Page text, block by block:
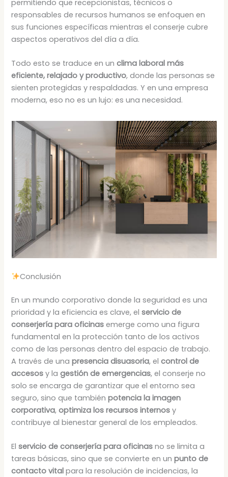
permitiendo que recepcionistas, técnicos o
responsables de recursos humanos se enfoquen en
sus funciones específicas mientras el conserje cubre
aspectos operativos del día a día.
Todo esto se traduce en unclima laboral más
eficiente, relajado y productivo, donde las personas se
sienten protegidas y respaldadas. Y en una empresa
moderna, eso no es un lujo: es una necesidad.
Conclusión
En un mundo corporativo donde la seguridad es una
prioridad y la eficiencia es clave, elservicio de
conserjería para oficinas emerge como una figura
fundamental en la protección tanto de los activos
como de las personas dentro del espacio de trabajo.
A través de unapresencia disuasoria, elcontrol de
accesos y lagestión de emergencias, el conserje no
solo se encarga de garantizar que el entorno sea
seguro, sino que tambiénpotencia la imagen
corporativa,optimiza los recursos internos y
contribuye al bienestar general de los empleados.
Elservicio de conserjería para oficinas no se limita a
tareas básicas, sino que se convierte en unpunto de
contacto vital para la resolución de incidencias, la